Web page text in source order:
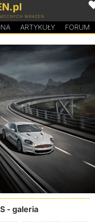
WRAŻEŃ
NA ARTYKUŁY FORUM
- galeria